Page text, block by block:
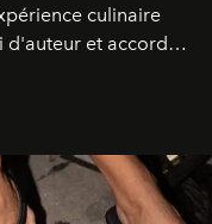
culinaire
d'auteur et accords
voyage sensoriel.